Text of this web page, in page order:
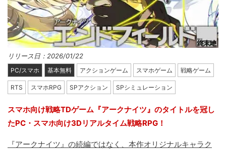
リリース日：2026/01/22
PC/スマホ 基本無料 アクションゲーム スマホゲーム 戦略ゲーム
RTS スマホRPG SPアクション SPシミュレーション
スマホ向け戦略TDゲーム『アークナイツ』のタイトルを冠し
たPC・スマホ向け3Dリアルタイム戦略RPG！
『アークナイツ』の続編ではなく、本作オリジナルキャラク